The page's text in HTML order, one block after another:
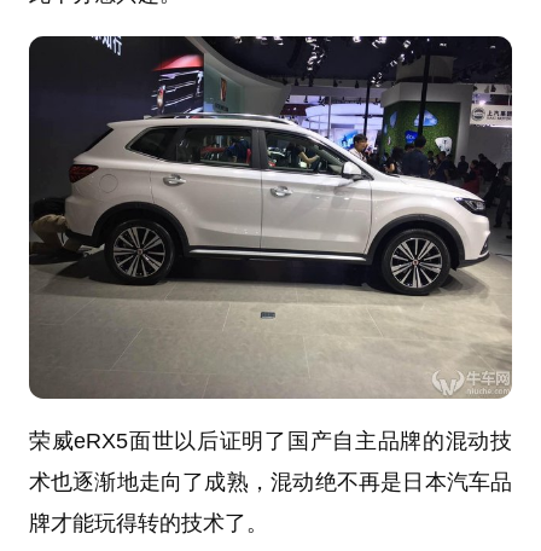
荣威eRX5面世以后证明了国产自主品牌的混动技
术也逐渐地走向了成熟，混动绝不再是日本汽车品
牌才能玩得转的技术了。